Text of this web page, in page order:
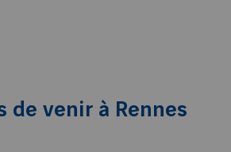
de venir à Rennes